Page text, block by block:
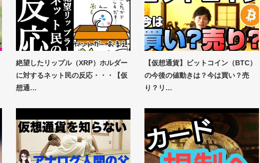
絶望したリップル（XRP）ホルダー
に対するネット民の反応・・・【仮
想通…
【仮想通貨】ビットコイン（BTC）
の今後の値動きは？今は買い？売
り？リ…